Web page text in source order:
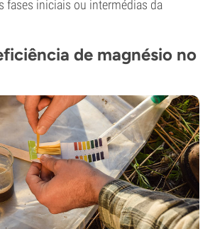
fases iniciais ou intermédias da
de magnésio no